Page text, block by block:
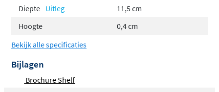
Diepte Uitleg
11,5 cm
Hoogte
0,4 cm
Bekijk alle specificaties
Bijlagen
Brochure Shelf